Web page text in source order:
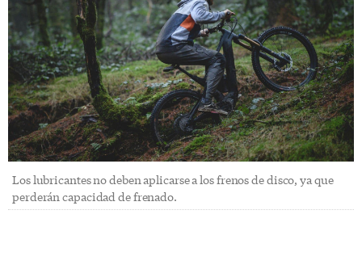
Los lubricantes no deben aplicarse a los frenos de disco, ya que
perderán capacidad de frenado.